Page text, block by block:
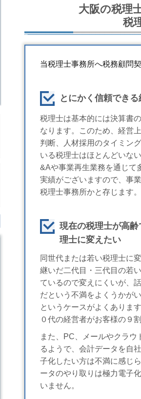
大阪の税理
税
当税理士事務所へ税務顧問
とにかく信頼でき
税理士は基本的には決算書
なります。このため、経営
判断、人材採用のタイミン
いる税理士はほとんどいな
&Aや事業再生業務を通じて
実績がございますので、事
税理士事務所かと存じます。
現在の税理士が高
理士に変えたい
同世代または若い税理士に
継いだ二代目・三代目の若
ているので変えにくいが、
だという不満をよくうかがい
というケースがよくあります
０代の経営者がお客様の９
また、PC、メールやクラ
るようで、会計データを自
子化したい方は不満に感じ
ータのやり取りは極力電子
いません。